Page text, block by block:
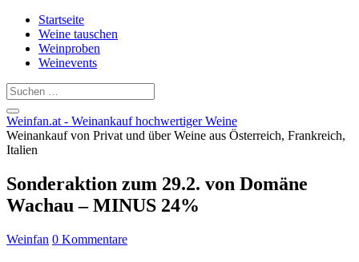
Startseite
Weine tauschen
Weinproben
Weinevents
Weinfan.at - Weinankauf hochwertiger Weine
Weinankauf von Privat und über Weine aus Österreich, Frankreich,
Italien
Sonderaktion zum 29.2. von Domäne
Wachau – MINUS 24%
Weinfan 0 Kommentare